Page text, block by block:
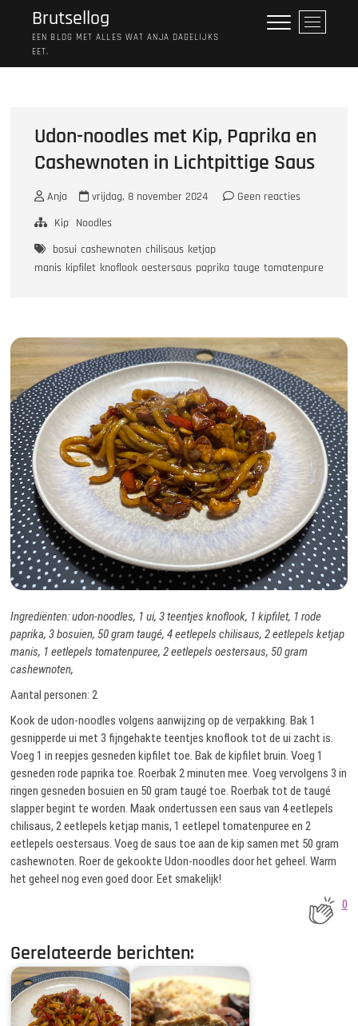
Brutsellog
EEN BLOG MET ALLES WAT ANJA DAGELIJKS
EET.
M
e
p
Udon-noodles met Kip, Paprika en
Cashewnoten in Lichtpittige Saus
Anja vrijdag, 8 november 2024
Geen reacties
Kip Noodles
bosui cashewnoten chilisaus ketjap
manis kipfilet knoflook oestersaus paprika tauge tomatenpuree
Ingrediënten: udon-noodles, 1 ui, 3 teentjes knoflook, 1 kipfilet, 1 rode
paprika, 3 bosuien, 50 gram taugé, 4 eetlepels chilisaus, 2 eetlepels ketjap
manis, 1 eetlepels tomatenpuree, 2 eetlepels oestersaus, 50 gram
cashewnoten,
Aantal personen: 2
Kook de udon-noodles volgens aanwijzing op de verpakking. Bak 1
gesnipperde ui met 3 fijngehakte teentjes knoflook tot de ui zacht is.
Voeg 1 in reepjes gesneden kipfilet toe. Bak de kipfilet bruin. Voeg 1
gesneden rode paprika toe. Roerbak 2 minuten mee. Voeg vervolgens 3 in
ringen gesneden bosuien en 50 gram taugé toe. Roerbak tot de taugé
slapper begint te worden. Maak ondertussen een saus van 4 eetlepels
chilisaus, 2 eetlepels ketjap manis, 1 eetlepel tomatenpuree en 2
eetlepels oestersaus. Voeg de saus toe aan de kip samen met 50 gram
cashewnoten. Roer de gekookte Udon-noodles door het geheel. Warm
het geheel nog even goed door. Eet smakelijk!
0
Gerelateerde berichten: